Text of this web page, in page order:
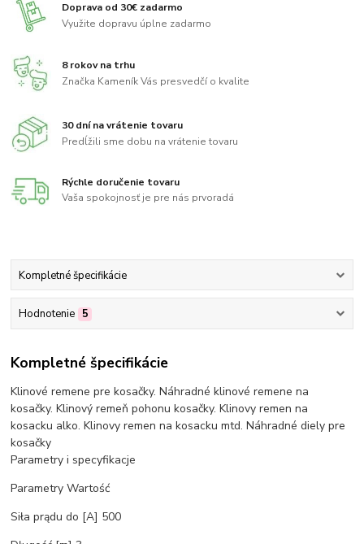
Doprava od 30€ zadarmo
Využite dopravu úplne zadarmo
8 rokov na trhu
Značka Kameník Vás presvedčí o kvalite
30 dní na vrátenie tovaru
Predĺžili sme dobu na vrátenie tovaru
Rýchle doručenie tovaru
Vaša spokojnosť je pre nás prvoradá
Kompletné špecifikácie
Hodnotenie 5
Kompletné špecifikácie
Klinové remene pre kosačky. Náhradné klinové remene na
kosačky. Klinový remeň pohonu kosačky. Klinovy remen na
kosacku alko. Klinovy remen na kosacku mtd. Náhradné diely pre
kosačky
Parametry i specyfikacje
Parametry Wartość
Siła prądu do [A] 500